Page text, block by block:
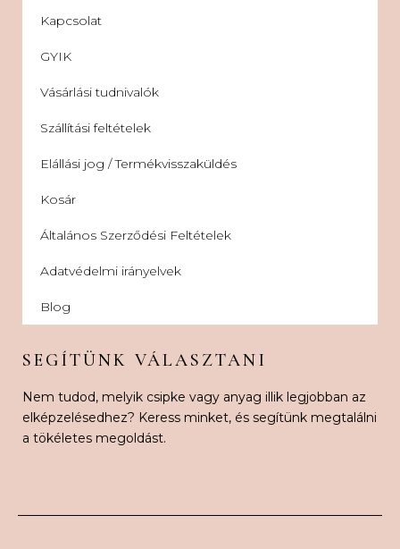
Kapcsolat
GYIK
Vásárlási tudnivalók
Szállítási feltételek
Elállási jog / Termékvisszaküldés
Kosár
Általános Szerződési Feltételek
Adatvédelmi irányelvek
Blog
SEGÍTÜNK VÁLASZTANI
Nem tudod, melyik csipke vagy anyag illik legjobban az
elképzelésedhez? Keress minket, és segítünk megtalálni
a tökéletes megoldást.